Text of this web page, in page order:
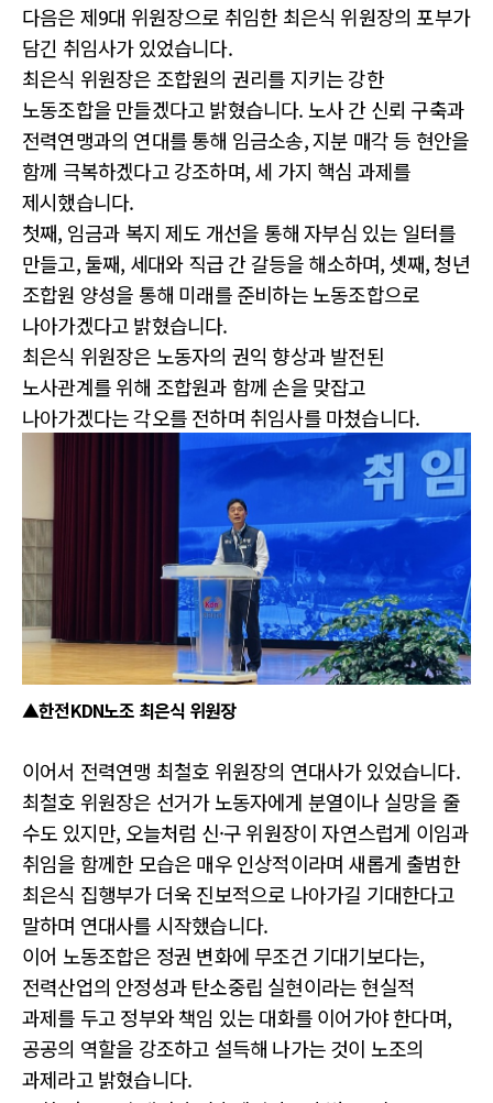
다음은 제9대 위원장으로 취임한 최은식 위원장의 포부가
담긴 취임사가 있었습니다.
최은식 위원장은 조합원의 권리를 지키는 강한
노동조합을 만들겠다고 밝혔습니다. 노사 간 신뢰 구축과
전력연맹과의 연대를 통해 임금소송, 지분 매각 등 현안을
함께 극복하겠다고 강조하며, 세 가지 핵심 과제를
제시했습니다.
첫째, 임금과 복지 제도 개선을 통해 자부심 있는 일터를
만들고, 둘째, 세대와 직급 간 갈등을 해소하며, 셋째, 청년
조합원 양성을 통해 미래를 준비하는 노동조합으로
나아가겠다고 밝혔습니다.
최은식 위원장은 노동자의 권익 향상과 발전된
노사관계를 위해 조합원과 함께 손을 맞잡고
나아가겠다는 각오를 전하며 취임사를 마쳤습니다.
▲한전KDN노조 최은식 위원장
이어서 전력연맹 최철호 위원장의 연대사가 있었습니다.
최철호 위원장은 선거가 노동자에게 분열이나 실망을 줄
수도 있지만, 오늘처럼 신·구 위원장이 자연스럽게 이임과
취임을 함께한 모습은 매우 인상적이라며 새롭게 출범한
최은식 집행부가 더욱 진보적으로 나아가길 기대한다고
말하며 연대사를 시작했습니다.
이어 노동조합은 정권 변화에 무조건 기대기보다는,
전력산업의 안정성과 탄소중립 실현이라는 현실적
과제를 두고 정부와 책임 있는 대화를 이어가야 한다며,
공공의 역할을 강조하고 설득해 나가는 것이 노조의
과제라고 밝혔습니다.